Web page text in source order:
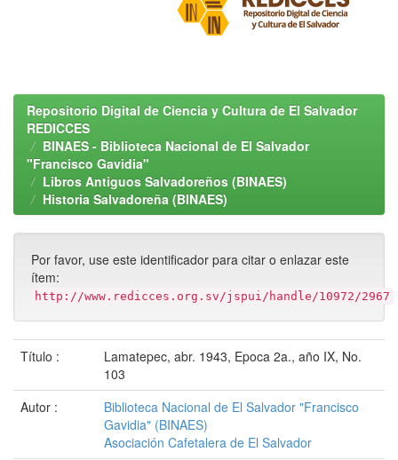
Repositorio Digital de Ciencia y Cultura de El Salvador
REDICCES
BINAES - Biblioteca Nacional de El Salvador
"Francisco Gavidia"
Libros Antiguos Salvadoreños (BINAES)
Historia Salvadoreña (BINAES)
Por favor, use este identificador para citar o enlazar este
ítem:
http://www.redicces.org.sv/jspui/handle/10972/2967
Título :
Lamatepec, abr. 1943, Epoca 2a., año IX, No.
103
Autor :
Biblioteca Nacional de El Salvador "Francisco
Gavidia" (BINAES)
Asociación Cafetalera de El Salvador